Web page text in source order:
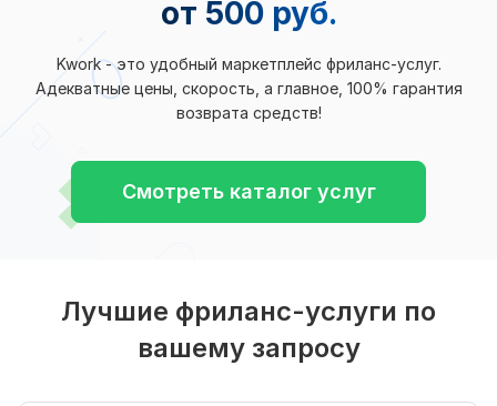
от 500 руб.
Kwork - это удобный маркетплейс фриланс-услуг.
Адекватные цены, скорость, а главное, 100% гарантия
возврата средств!
Смотреть каталог услуг
Лучшие фриланс-услуги по
вашему запросу